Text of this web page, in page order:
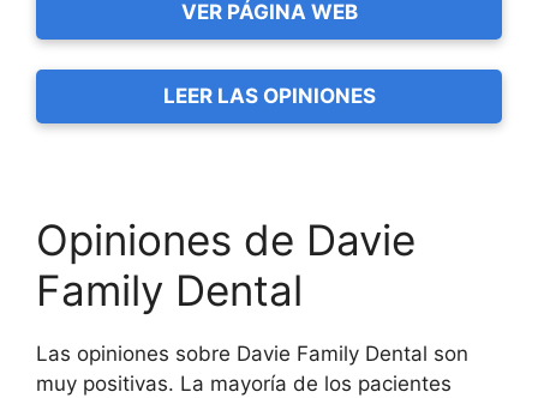
VER PÁGINA WEB
LEER LAS OPINIONES
Opiniones de Davie
Family Dental
Las opiniones sobre Davie Family Dental son
muy positivas. La mayoría de los pacientes